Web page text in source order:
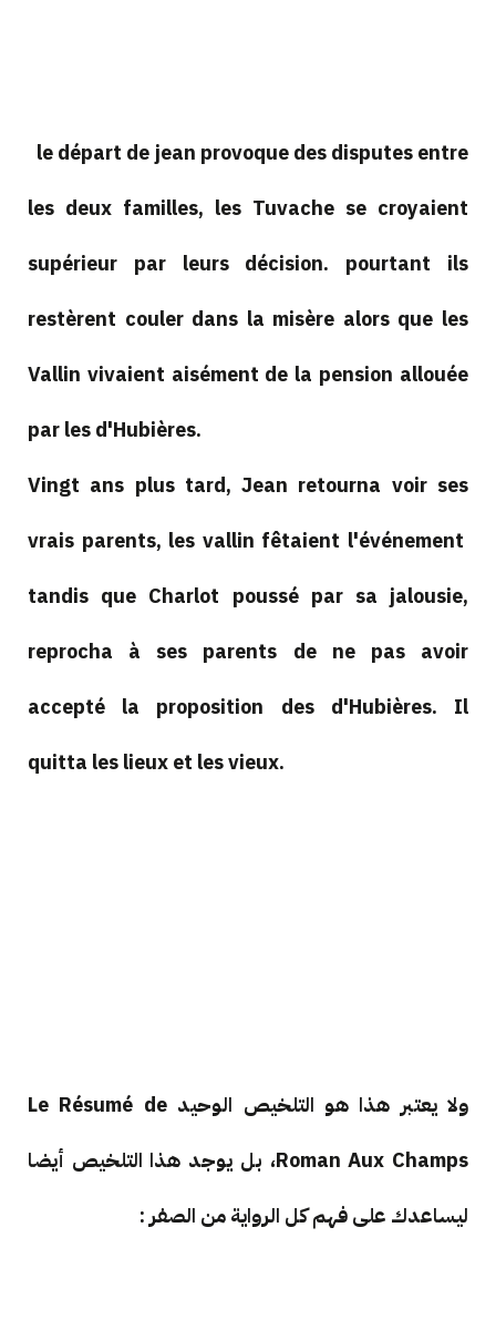
le départ de jean provoque des disputes entre
les deux familles, les Tuvache se croyaient
supérieur par leurs décision. pourtant ils
restèrent couler dans la misère alors que les
Vallin vivaient aisément de la pension allouée
par les d'Hubières.
Vingt ans plus tard, Jean retourna voir ses
vrais parents, les vallin fêtaient l'événement
tandis que Charlot poussé par sa jalousie,
reprocha à ses parents de ne pas avoir
accepté la proposition des d'Hubières. Il
quitta les lieux et les vieux.
ولا يعتبر هذا هو التلخيص الوحيد Le Résumé de
Roman Aux Champs، بل يوجد هذا التلخيص أيضا
ليساعدك على فهم كل الرواية من الصفر :